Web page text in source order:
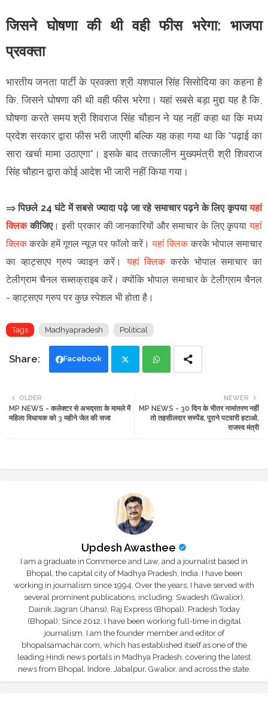
जिसने घोषणा की थी वही फीस भरेगा: भाजपा
प्रवक्ता
भारतीय जनता पार्टी के प्रवक्ता श्री यशपाल सिंह सिसोदिया का कहना है
कि, जिसने घोषणा की थी वही फीस भरेगा। यहां सबसे बड़ा मुद्दा यह है कि,
घोषणा करते समय श्री शिवराज सिंह चौहान ने यह नहीं कहा था कि मध्य
प्रदेश सरकार द्वारा फीस भरी जाएगी बल्कि यह कहा गया था कि "पढ़ाई का
सारा खर्चा मामा उठाएगा"। इसके बाद तत्कालीन मुख्यमंत्री श्री शिवराज
सिंह चौहान द्वारा कोई आदेश भी जारी नहीं किया गया।
⇒ पिछले 24 घंटे में सबसे ज्यादा पढ़े जा रहे समाचार पढ़ने के लिए कृपयायहां
क्लिककीजिए।इसी प्रकार की जानकारियों और समाचार के लिए कृपयायहां
क्लिककरके हमें गूगल न्यूज़ पर फॉलो करें।यहां क्लिककरके भोपाल समाचार
का व्हाट्सएप ग्रुप ज्वाइन करें। यहां क्लिककरके भोपाल समाचार का
टेलीग्राम चैनल सब्सक्राइब करें।क्योंकि भोपाल समाचार के टेलीग्राम चैनल
- व्हाट्सएप ग्रुप पर कुछ स्पेशल भी होता है।
Tags Madhyapradesh Political
Facebook
tte ats
NEWER
MP NEWS - 30 दिन के भीतर नामांतरण नहीं
तो तहसीलदार सस्पेंड, पुराने पटवारी हटाओ,
राजस्व मंत्री
OLDER
MP NEWS - कलेक्टर से अभद्रता के मामले में
महिला विधायक को 3 महीने जेल की सजा
Updesh Awasthee
I am a graduate in Commerce and Law, and a journalist based in
Bhopal, the capital city of Madhya Pradesh, India. I have been
working in journalism since 1994. Over the years, I have served with
several prominent publications, including: Swadesh (Gwalior),
Dainik Jagran (Jhansi), Raj Express (Bhopal), Pradesh Today
(Bhopal); Since 2012, I have been working full-time in digital
journalism. I am the founder member and editor of
bhopalsamachar.com, which has established itself as one of the
leading Hindi news portals in Madhya Pradesh, covering the latest
news from Bhopal, Indore, Jabalpur, Gwalior, and across the state.